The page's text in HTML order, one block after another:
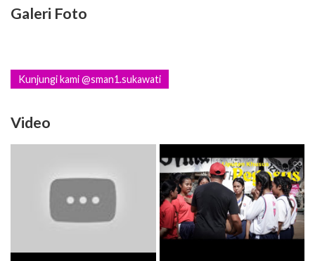
Galeri Foto
Kunjungi kami @sman1.sukawati
Video